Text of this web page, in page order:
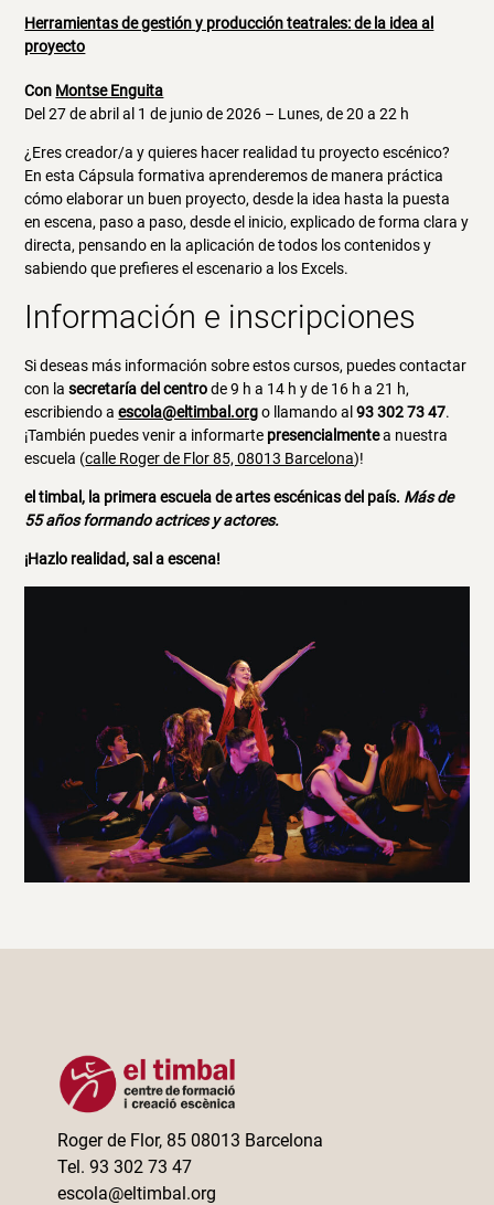
Herramientas de gestión y producción teatrales: de la idea al
proyecto
Con Montse Enguita
Del 27 de abril al 1 de junio de 2026 – Lunes, de 20 a 22 h
¿Eres creador/a y quieres hacer realidad tu proyecto escénico?
En esta Cápsula formativa aprenderemos de manera práctica
cómo elaborar un buen proyecto, desde la idea hasta la puesta
en escena, paso a paso, desde el inicio, explicado de forma clara y
directa, pensando en la aplicación de todos los contenidos y
sabiendo que prefieres el escenario a los Excels.
Información e inscripciones
Si deseas más información sobre estos cursos, puedes contactar
con lasecretaría del centrode 9 h a 14 h y de 16 h a 21 h,
escribiendo aescola@eltimbal.orgo llamando al93 302 73 47.
¡También puedes venir a informarte presencialmentea nuestra
escuela (calle Roger de Flor 85, 08013 Barcelona)!
el timbal, la primera escuela de artes escénicas del país. Más de
55 años formando actrices y actores.
¡Hazlo realidad, sal a escena!
Roger de Flor, 85 08013 Barcelona
Tel. 93 302 73 47
escola@eltimbal.org